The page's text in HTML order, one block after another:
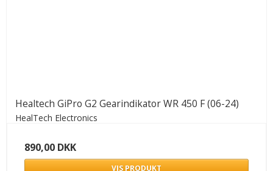
Healtech GiPro G2 Gearindikator WR 450 F (06-24)
HealTech Electronics
890,00 DKK
VIS PRODUKT